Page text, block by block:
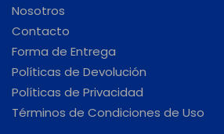
Nosotros
Contacto
Forma de Entrega
Políticas de Devolución
Políticas de Privacidad
Términos de Condiciones de Uso